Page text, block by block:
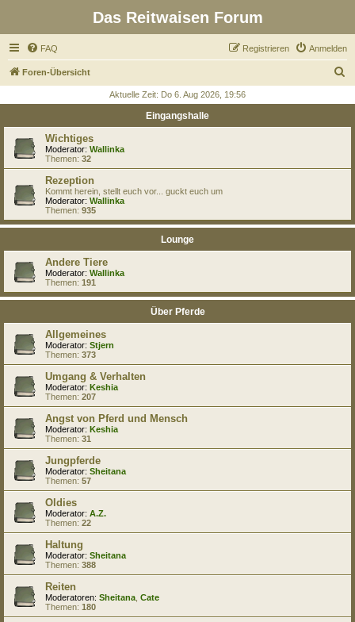
Das Reitwaisen Forum
FAQ Anmelden
Registrieren
Foren-Übersicht
h
Aktuelle Zeit: Do 6. Aug 2026, 19:56
Eingangshalle
Wichtiges
Moderator: Wallinka
Themen: 32
Rezeption
Kommt herein, stellt euch vor... guckt euch um
Moderator: Wallinka
Themen: 935
Lounge
Andere Tiere
Moderator: Wallinka
Themen: 191
Über Pferde
Allgemeines
Moderator: Stjern
Themen: 373
Umgang & Verhalten
Moderator: Keshia
Themen: 207
Angst von Pferd und Mensch
Moderator: Keshia
Themen: 31
Jungpferde
Moderator: Sheitana
Themen: 57
Oldies
Moderator: A.Z.
Themen: 22
Haltung
Moderator: Sheitana
Themen: 388
Reiten
Moderatoren: Sheitana Cate
Themen: 180